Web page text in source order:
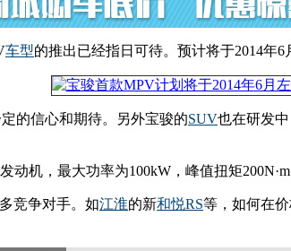
车型的推出已经指日可待。预计将于2014年6
的信心和期待。另外宝骏的SUV也在研发
机，最大功率为100kW，峰值扭矩200N·m
竞争对手。如江淮的新和悦RS等，如何在